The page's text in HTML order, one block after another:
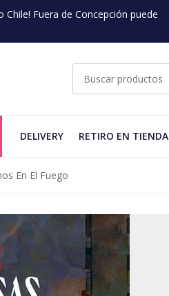
Fuera de Concepción puede
DELIVERY RETIRO EN TIENDA
En El Fuego